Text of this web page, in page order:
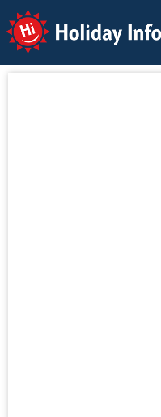
Holiday Info